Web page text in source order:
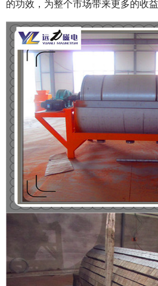
的功效，为整个市场带来更多的收